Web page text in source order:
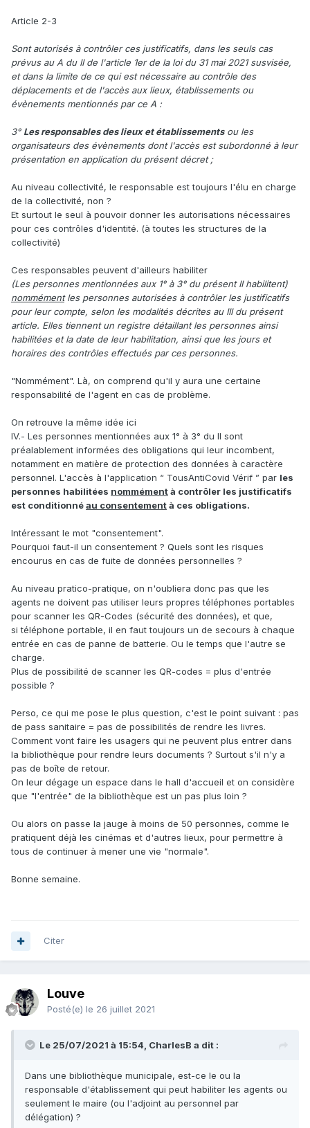
Article 2-3
Sont autorisés à contrôler ces justificatifs, dans les seuls cas
prévus au A du II de l'article 1er de la loi du 31 mai 2021 susvisée,
et dans la limite de ce qui est nécessaire au contrôle des
déplacements et de l'accès aux lieux, établissements ou
évènements mentionnés par ce A :
3° Les responsables des lieux et établissementsou les
organisateurs des évènements dont l'accès est subordonné à leur
présentation en application du présent décret ;
Au niveau collectivité, le responsable est toujours l'élu en charge
de la collectivité, non ?
Et surtout le seul à pouvoir donner les autorisations nécessaires
pour ces contrôles d'identité. (à toutes les structures de la
collectivité)
Ces responsables peuvent d'ailleurs habiliter
(Les personnes mentionnées aux 1° à 3° du présent II habilitent)
nommémentles personnes autorisées à contrôler les justificatifs
pour leur compte, selon les modalités décrites au III du présent
article. Elles tiennent un registre détaillant les personnes ainsi
habilitées et la date de leur habilitation, ainsi que les jours et
horaires des contrôles effectués par ces personnes.
"Nommément". Là, on comprend qu'il y aura une certaine
responsabilité de l'agent en cas de problème.
On retrouve la même idée ici
IV.- Les personnes mentionnées aux 1° à 3° du II sont
préalablement informées des obligations qui leur incombent,
notamment en matière de protection des données à caractère
personnel. L'accès à l'application “ TousAntiCovid Vérif ” par les
personnes habilitées nommémentà contrôler les justificatifs
est conditionnéau consentementà ces obligations.
Intéressant le mot "consentement".
Pourquoi faut-il un consentement ? Quels sont les risques
encourus en cas de fuite de données personnelles ?
Au niveau pratico-pratique, on n'oubliera donc pas que les
agents ne doivent pas utiliser leurs propres téléphones portables
pour scanner les QR-Codes (sécurité des données), et que,
si téléphone portable, il en faut toujours un de secours à chaque
entrée en cas de panne de batterie. Ou le temps que l'autre se
charge.
Plus de possibilité de scanner les QR-codes = plus d'entrée
possible ?
Perso, ce qui me pose le plus question, c'est le point suivant : pas
de pass sanitaire = pas de possibilités de rendre les livres.
Comment vont faire les usagers qui ne peuvent plus entrer dans
la bibliothèque pour rendre leurs documents ? Surtout s'il n'y a
pas de boîte de retour.
On leur dégage un espace dans le hall d'accueil et on considère
que "l'entrée" de la bibliothèque est un pas plus loin ?
Ou alors on passe la jauge à moins de 50 personnes, comme le
pratiquent déjà les cinémas et d'autres lieux, pour permettre à
tous de continuer à mener une vie "normale".
Bonne semaine.
Citer
Louve
Posté(e) le 26 juillet 2021
Le 25/07/2021 à 15:54, CharlesB a dit :
Dans une bibliothèque municipale, est-ce le ou la
responsable d'établissement qui peut habiliter les agents ou
seulement le maire (ou l'adjoint au personnel par
délégation) ?